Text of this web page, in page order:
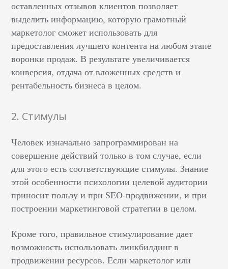
оставленных отзывов клиентов позволяет
выделить информацию, которую грамотный
маркетолог сможет использовать для
предоставления лучшего контента на любом этапе
воронки продаж. В результате увеличивается
конверсия, отдача от вложенных средств и
рентабельность бизнеса в целом.
2. Стимулы
Человек изначально запрограммирован на
совершение действий только в том случае, если
для этого есть соответствующие стимулы. Знание
этой особенности психологии целевой аудитории
приносит пользу и при SEO-продвижении, и при
построении маркетинговой стратегии в целом.
Кроме того, правильное стимулирование дает
возможность использовать линкбилдинг в
продвижении ресурсов. Если маркетолог или